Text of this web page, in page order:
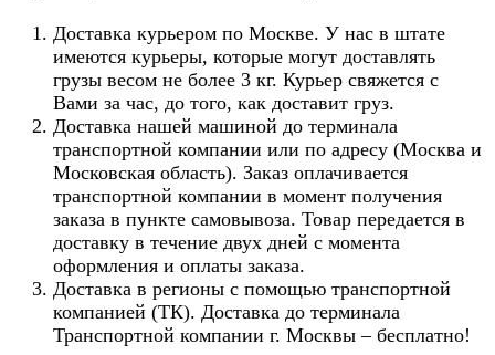
Доставка курьером по Москве. У нас в штате
имеются курьеры, которые могут доставлять
грузы весом не более 3 кг. Курьер свяжется с
Вами за час, до того, как доставит груз.
Доставка нашей машиной до терминала
транспортной компании или по адресу (Москва и
Московская область). Заказ оплачивается
транспортной компании в момент получения
заказа в пункте самовывоза. Товар передается в
доставку в течение двух дней с момента
оформления и оплаты заказа.
Доставка в регионы с помощью транспортной
компанией (ТК). Доставка до терминала
Транспортной компании г. Москвы – бесплатно!